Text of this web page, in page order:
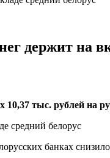
держит на
10,37 тыс. рублей
банках